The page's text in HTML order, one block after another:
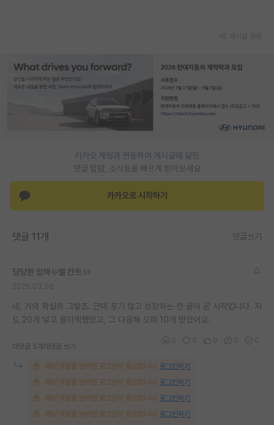
취업 게시판
임용 후기 게시판
PI 전용 게시판
특수/전문대학원 게시판
학술 정보 게시판
홍보 게시판
유학교육
반도체 아카데미
재팬라운지 🌸
카카오 계정과 연동하여 게시글에 달린
댓글 알람, 소식등을 빠르게 받아보세요
카카오로 시작하기
댓글 11개 댓글쓰기
당당한 임마누엘 칸트
네, 거의 확실히 그렇죠. 근데 포기 않고 성장하는 한 끝이 곧 시작입니다. 저
도 20개 넣고 올리젝했었고, 그 다음해 오퍼 10개 받았어요.
대댓글 5개 대댓글 쓰기
해당 댓글을 보려면 로그인이 필요합니다. 로그인하기
해당 댓글을 보려면 로그인이 필요합니다. 로그인하기
해당 댓글을 보려면 로그인이 필요합니다. 로그인하기
해당 댓글을 보려면 로그인이 필요합니다. 로그인하기